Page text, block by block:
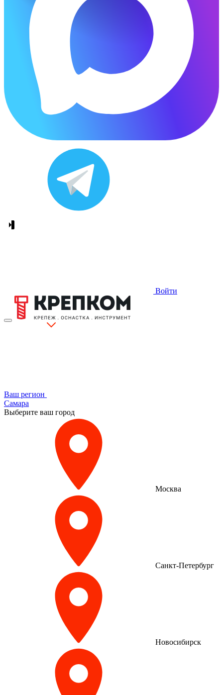
Войти
Ваш регион
Самара
Выберите ваш город
Москва
Санкт-Петербург
Новосибирск